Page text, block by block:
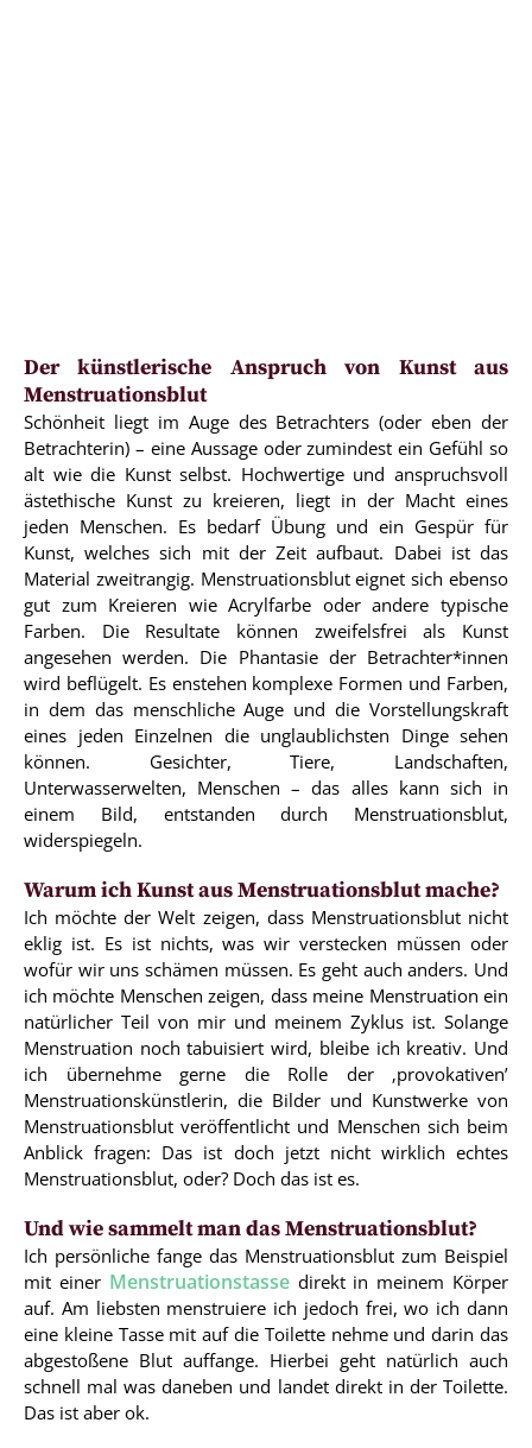
Der künstlerische Anspruch von Kunst aus
Menstruationsblut
Schönheit liegt im Auge des Betrachters (oder eben der
Betrachterin) – eine Aussage oder zumindest ein Gefühl so
alt wie die Kunst selbst. Hochwertige und anspruchsvoll
ästethische Kunst zu kreieren, liegt in der Macht eines
jeden Menschen. Es bedarf Übung und ein Gespür für
Kunst, welches sich mit der Zeit aufbaut. Dabei ist das
Material zweitrangig. Menstruationsblut eignet sich ebenso
gut zum Kreieren wie Acrylfarbe oder andere typische
Farben. Die Resultate können zweifelsfrei als Kunst
angesehen werden. Die Phantasie der Betrachter*innen
wird beflügelt. Es enstehen komplexe Formen und Farben,
in dem das menschliche Auge und die Vorstellungskraft
eines jeden Einzelnen die unglaublichsten Dinge sehen
können. Gesichter, Tiere, Landschaften,
Unterwasserwelten, Menschen – das alles kann sich in
einem Bild, entstanden durch Menstruationsblut,
widerspiegeln.
Warum ich Kunst aus Menstruationsblut mache?
Ich möchte der Welt zeigen, dass Menstruationsblut nicht
eklig ist. Es ist nichts, was wir verstecken müssen oder
wofür wir uns schämen müssen. Es geht auch anders. Und
ich möchte Menschen zeigen, dass meine Menstruation ein
natürlicher Teil von mir und meinem Zyklus ist. Solange
Menstruation noch tabuisiert wird, bleibe ich kreativ. Und
ich übernehme gerne die Rolle der ‚provokativen’
Menstruationskünstlerin, die Bilder und Kunstwerke von
Menstruationsblut veröffentlicht und Menschen sich beim
Anblick fragen: Das ist doch jetzt nicht wirklich echtes
Menstruationsblut, oder? Doch das ist es.
Und wie sammelt man das Menstruationsblut?
Ich persönliche fange das Menstruationsblut zum Beispiel
mit einer Menstruationstassedirekt in meinem Körper
auf. Am liebsten menstruiere ich jedoch frei, wo ich dann
eine kleine Tasse mit auf die Toilette nehme und darin das
abgestoßene Blut auffange. Hierbei geht natürlich auch
schnell mal was daneben und landet direkt in der Toilette.
Das ist aber ok.